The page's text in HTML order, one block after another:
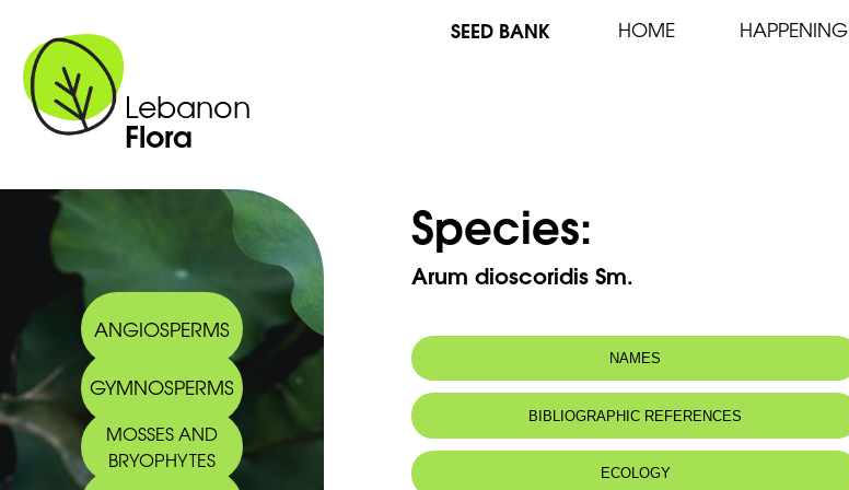
Lebanon
Flora
SEED BANK HOME HAPPENING
ANGIOSPERMS
GYMNOSPERMS
MOSSES AND
BRYOPHYTES
Species:
Arum dioscoridis Sm.
NAMES
Common name: Spotted arum / Gouet de Dioscoride
Arabic name: لوف ديوسقوريدس- ميل الكحل- سم الحية
BIBLIOGRAPHIC REFERENCES
ECOLOGY